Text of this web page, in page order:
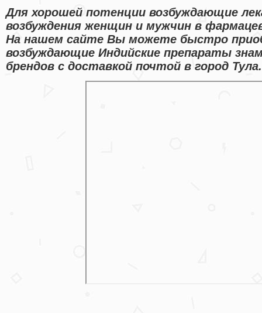
Для хорошей потенции возбуждающие
возбуждения женщин и мужчин в
На нашем сайте Вы можете быстро
возбуждающие Индийские препараты
брендов с доставкой почтой в город Тула.